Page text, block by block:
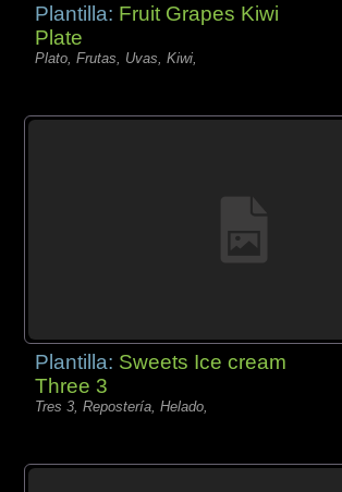
Plantilla: Fruit Grapes Kiwi
Plate
Plato, Frutas, Uvas, Kiwi,
Plantilla: Sweets Ice cream
Three 3
Tres 3, Repostería, Helado,